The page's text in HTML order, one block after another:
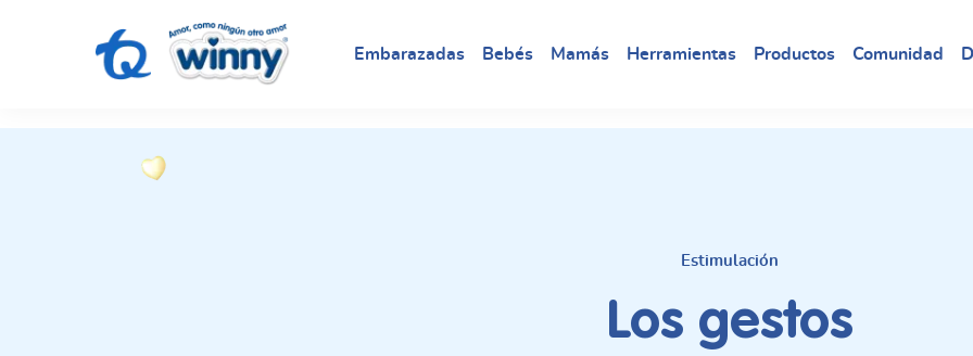
Embarazadas Bebés Mamás Herramientas Productos Comunidad
Estimulación
Los gestos